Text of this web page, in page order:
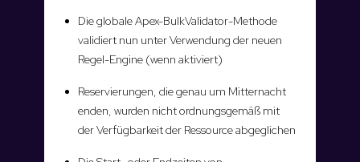
Die globale Apex-BulkValidator-Methode
validiert nun unter Verwendung der neuen
Regel-Engine (wenn aktiviert)
Reservierungen, die genau um Mitternacht
enden, wurden nicht ordnungsgemäß mit
der Verfügbarkeit der Ressource abgeglichen